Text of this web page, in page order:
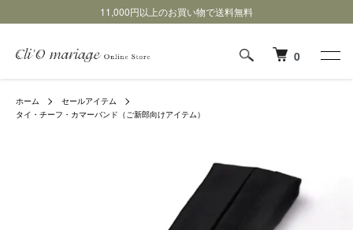
11,000円以上のお買い物で送料無料
0
ホーム
セールアイテム
タイ・チーフ・カマーバンド（ご新郎向けアイテム）